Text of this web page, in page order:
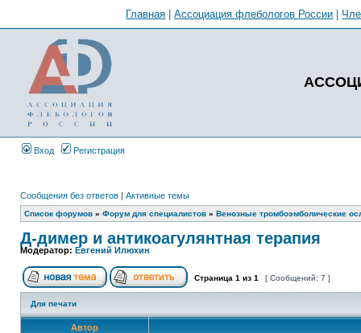
Главная |Ассоциация флебологов России
Вход Регистрация
Сообщения без ответов | Активные темы
Список форумов » Форум для специалистов » Венозные тромбоэмболические
Д-димер и антикоагулянтная терапия
Модератор: Евгений Илюхин
Страница 1 из 1 [ Сообщений: 7 ]
Для печати
Автор